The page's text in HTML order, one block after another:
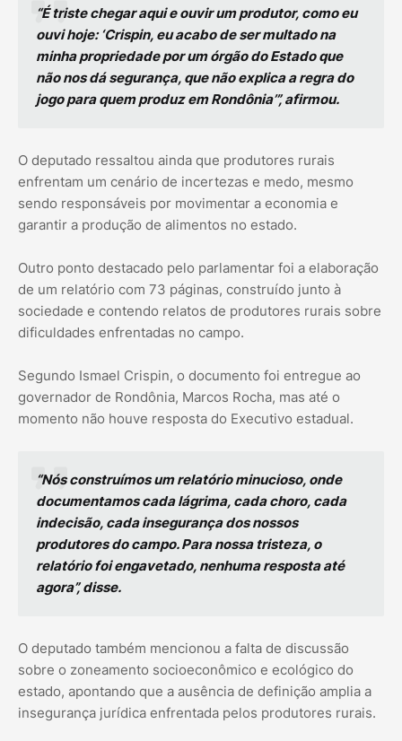
“É triste chegar aqui e ouvir um produtor, como eu
ouvi hoje: ‘Crispin, eu acabo de ser multado na
minha propriedade por um órgão do Estado que
não nos dá segurança, que não explica a regra do
jogo para quem produz em Rondônia’”, afirmou.
O deputado ressaltou ainda que produtores rurais
enfrentam um cenário de incertezas e medo, mesmo
sendo responsáveis por movimentar a economia e
garantir a produção de alimentos no estado.
Outro ponto destacado pelo parlamentar foi a elaboração
de um relatório com 73 páginas, construído junto à
sociedade e contendo relatos de produtores rurais sobre
dificuldades enfrentadas no campo.
Segundo Ismael Crispin, o documento foi entregue ao
governador de Rondônia, Marcos Rocha, mas até o
momento não houve resposta do Executivo estadual.
“Nós construímos um relatório minucioso, onde
documentamos cada lágrima, cada choro, cada
indecisão, cada insegurança dos nossos
produtores do campo. Para nossa tristeza, o
relatório foi engavetado, nenhuma resposta até
agora”, disse.
O deputado também mencionou a falta de discussão
sobre o zoneamento socioeconômico e ecológico do
estado, apontando que a ausência de definição amplia a
insegurança jurídica enfrentada pelos produtores rurais.